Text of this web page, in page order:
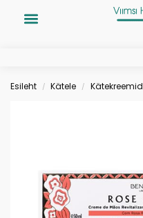
Esileht / Kätele / Kätekreemid